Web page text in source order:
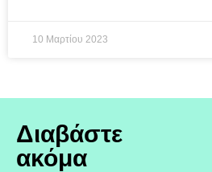
10 Μαρτίου 2023
Διαβάστε
ακόμα